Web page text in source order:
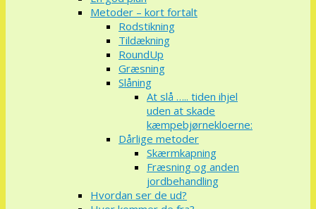
Metoder – kort fortalt
Rodstikning
Tildækning
RoundUp
Græsning
Slåning
At slå ….. tiden ihjel
uden at skade
kæmpebjørnekloerne:
Dårlige metoder
Skærmkapning
Fræsning og anden
jordbehandling
Hvordan ser de ud?